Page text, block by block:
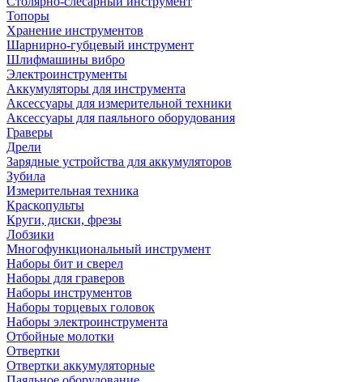
Топоры
Хранение инструментов
Шарнирно-губцевый инструмент
Шлифмашины вибро
Электроинструменты
Аккумуляторы для инструмента
Аксессуары для измерительной техники
Аксессуары для паяльного оборудования
Граверы
Дрели
Зарядные устройства для аккумуляторов
Зубила
Измерительная техника
Краскопульты
Круги, диски, фрезы
Лобзики
Многофункциональный инструмент
Наборы бит и сверел
Наборы для граверов
Наборы инструментов
Наборы торцевых головок
Наборы электроинструмента
Отбойные молотки
Отвертки
Отвертки аккумуляторные